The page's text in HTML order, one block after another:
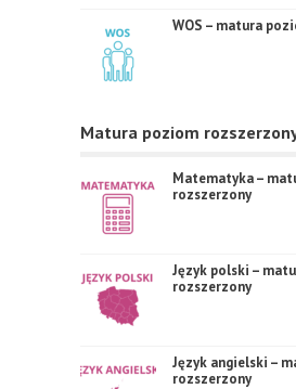
WOS – matura
Matura poziom
Matematyka –
rozszerzony
Język polski –
rozszerzony
Język angielski –
rozszerzony